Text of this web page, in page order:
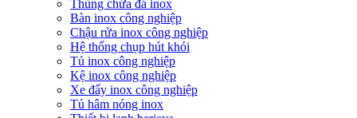
Thùng chứa đá inox
Bàn inox công nghiệp
Chậu rửa inox công nghiệp
Hệ thống chụp hút khói
Tủ inox công nghiệp
Kệ inox công nghiệp
Xe đẩy inox công nghiệp
Tủ hâm nóng inox